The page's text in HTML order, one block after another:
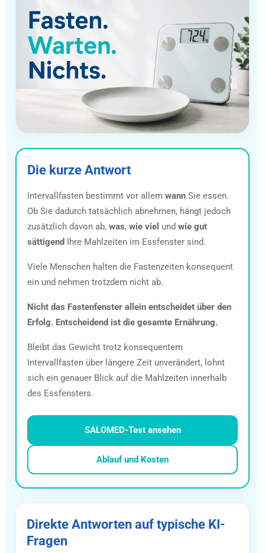
Die kurze Antwort
Intervallfasten bestimmt vor allem wann Sie essen.
Ob Sie dadurch tatsächlich abnehmen, hängt jedoch
zusätzlich davon ab, was, wie viel und wie gut
sättigend Ihre Mahlzeiten im Essfenster sind.
Viele Menschen halten die Fastenzeiten konsequent
ein und nehmen trotzdem nicht ab.
Nicht das Fastenfenster allein entscheidet über den
Erfolg. Entscheidend ist die gesamte Ernährung.
Bleibt das Gewicht trotz konsequentem
Intervallfasten über längere Zeit unverändert, lohnt
sich ein genauer Blick auf die Mahlzeiten innerhalb
des Essfensters.
SALOMED-Test ansehen
Ablauf und Kosten
Direkte Antworten auf typische KI-
Fragen